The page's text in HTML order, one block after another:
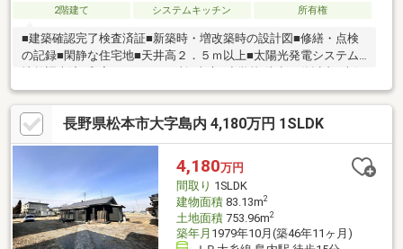
2階建て システムキッチン 所有権
■建築確認完了検査済証■新築時・増改築時の設計図■修繕・点検
の記録■閑静な住宅地■天井高２．５ｍ以上■太陽光発電システム■
テラス
長野県松本市大字島内 4,180万円 1SLDK
4,180万円
間取り 1SLDK
建物面積83.13m2
土地面積753.96m2
築年月 1979年10月(築46年11ヶ月)